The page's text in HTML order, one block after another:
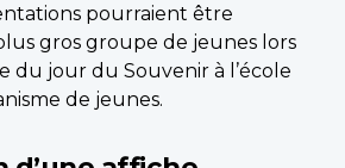
pourraient être
gros groupe de jeunes lors
du jour du Souvenir à l’école
de jeunes.